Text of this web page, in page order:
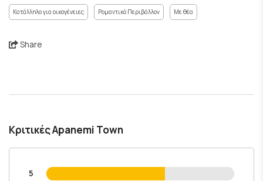
Κατάλληλο για οικογένειες Ρομαντικό Περιβάλλον Με θέα
Share
Κριτικές Apanemi Town
5